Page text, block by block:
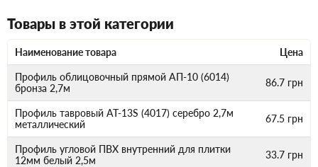
Товары в этой категории
Наименование товара Цена
Профиль облицовочный прямой АП-10 (6014)
бронза 2,7м
86.7 грн
Профиль тавровый AT-13S (4017) серебро 2,7м
металлический
67.5 грн
Профиль угловой ПВХ внутренний для плитки
12мм белый 2,5м
33.7 грн